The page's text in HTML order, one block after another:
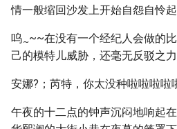
情一般缩回沙发上开始自怨自怜起
呜~~~在没有一个经纪人会做的
己的模特儿威胁，还毫无反驳之力
安娜?；芮特，你太没种啦啦啦啦
午夜的十二点的钟声沉闷地响起